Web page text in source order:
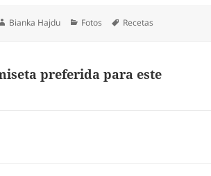
Autor
Bianka Hajdu Categorías
Fotos Etiquetas
Recetas
preferida para este